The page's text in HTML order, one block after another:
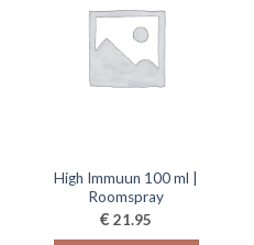
High Immuun 100 ml |
Roomspray
€ 21.95